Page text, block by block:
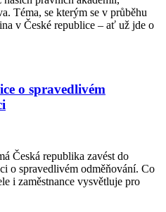
Téma, se kterým se v průběhu
v České republice – ať už jde o
o spravedlivém
Česká republika zavést do
o spravedlivém odměňování. Co
i zaměstnance vysvětluje pro